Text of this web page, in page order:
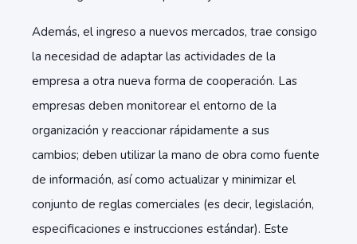
Además, el ingreso a nuevos mercados, trae consigo
la necesidad de adaptar las actividades de la
empresa a otra nueva forma de cooperación. Las
empresas deben monitorear el entorno de la
organización y reaccionar rápidamente a sus
cambios; deben utilizar la mano de obra como fuente
de información, así como actualizar y minimizar el
conjunto de reglas comerciales (es decir, legislación,
especificaciones e instrucciones estándar). Este